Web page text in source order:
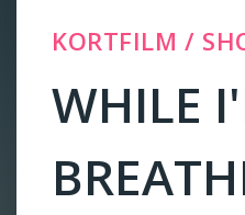
KORTFILM /
WHILE